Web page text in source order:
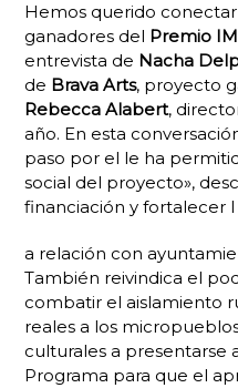
Hemos querido
ganadores del Premio
entrevista de Nacha
de Brava Arts, proyecto
Rebecca Alabert,
año. En esta
paso por el le ha
social del proyecto»,
financiación y fortalecer l
a relación con
También reivindica el
combatir el aislamiento
reales a los
culturales a presentarse
Programa para que el